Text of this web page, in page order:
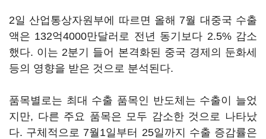
2일 산업통상자원부에 따르면 올해 7월 대중국 수출
액은 132억4000만달러로 전년 동기보다 2.5% 감소
했다. 이는 2분기 들어 본격화된 중국 경제의 둔화세
등의 영향을 받은 것으로 분석된다.
품목별로는 최대 수출 품목인 반도체는 수출이 늘었
지만, 다른 주요 품목은 모두 감소한 것으로 나타났
다. 구체적으로 7월1일부터 25일까지 수출 증감률은